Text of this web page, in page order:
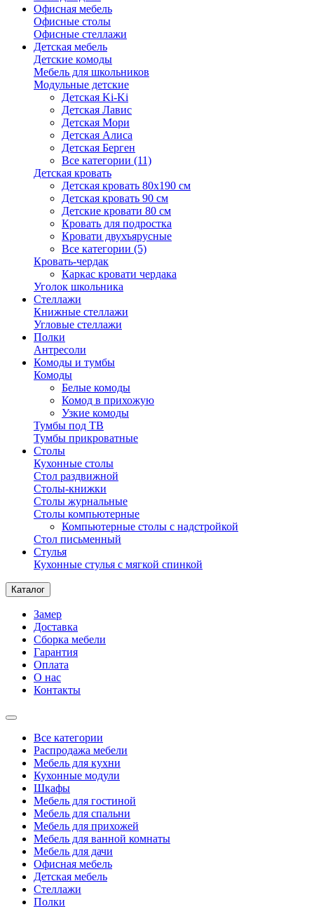
Офисная мебель
Офисные столы
Офисные стеллажи
Детская мебель
Детские комоды
Мебель для школьников
Модульные детские
Детская Ki-Ki
Детская Лавис
Детская Мори
Детская Алиса
Детская Берген
Все категории (11)
Детская кровать
Детская кровать 80х190 см
Детская кровать 90 см
Детские кровати 80 см
Кровать для подростка
Кровати двухъярусные
Все категории (5)
Кровать-чердак
Каркас кровати чердака
Уголок школьника
Стеллажи
Книжные стеллажи
Угловые стеллажи
Полки
Антресоли
Комоды и тумбы
Комоды
Белые комоды
Комод в прихожую
Узкие комоды
Тумбы под ТВ
Тумбы прикроватные
Столы
Кухонные столы
Стол раздвижной
Столы-книжки
Столы журнальные
Столы компьютерные
Компьютерные столы с надстройкой
Стол письменный
Стулья
Кухонные стулья с мягкой спинкой
Каталог
Замер
Доставка
Сборка мебели
Гарантия
Оплата
О нас
Контакты
Все категории
Распродажа мебели
Мебель для кухни
Кухонные модули
Шкафы
Мебель для гостиной
Мебель для спальни
Мебель для прихожей
Мебель для ванной комнаты
Мебель для дачи
Офисная мебель
Детская мебель
Стеллажи
Полки